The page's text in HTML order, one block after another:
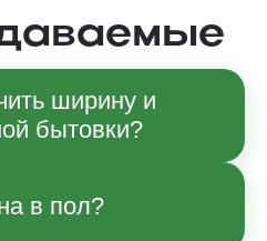
ширину и
бытовки?
с менеджером
габаритов в рамках
в пол?